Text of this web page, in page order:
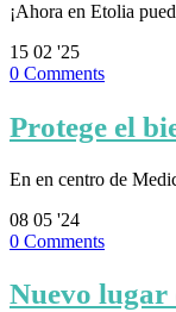
¡Ahora en Etolia
15 02 '25
0 Comments
Protege el
En en centro de
08 05 '24
0 Comments
Nuevo lugar